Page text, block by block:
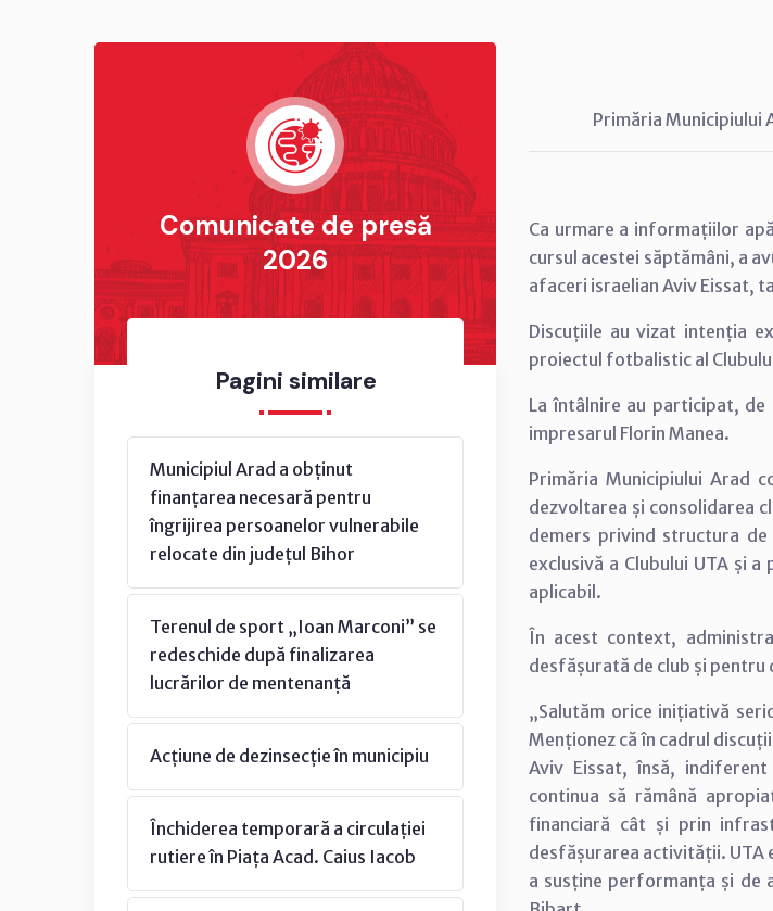
Comunicate de presă
2026
Pagini similare
Municipiul Arad a obținut
finanțarea necesară pentru
îngrijirea persoanelor vulnerabile
relocate din județul Bihor
Terenul de sport „Ioan Marconi” se
redeschide după finalizarea
lucrărilor de mentenanță
Acțiune de dezinsecție în municipiu
Închiderea temporară a circulației
rutiere în Piața Acad. Caius Iacob
Primăria Municipiului
Ca urmare a informațiilor
cursul acestei săptămâni, a
afaceri israelian Aviv Eissat,
Discuțiile au vizat intenția
proiectul fotbalistic al
La întâlnire au participat, de
impresarul Florin Manea.
Primăria Municipiului Arad
dezvoltarea și consolidarea
demers privind structura
exclusivă a Clubului UTA și
aplicabil.
În acest context,
desfășurată de club și
„Salutăm orice inițiativă
Menționez că în cadrul
Aviv Eissat, însă,
continua să rămână
financiară cât și prin
desfășurarea activității. UTA
a susține performanța și de